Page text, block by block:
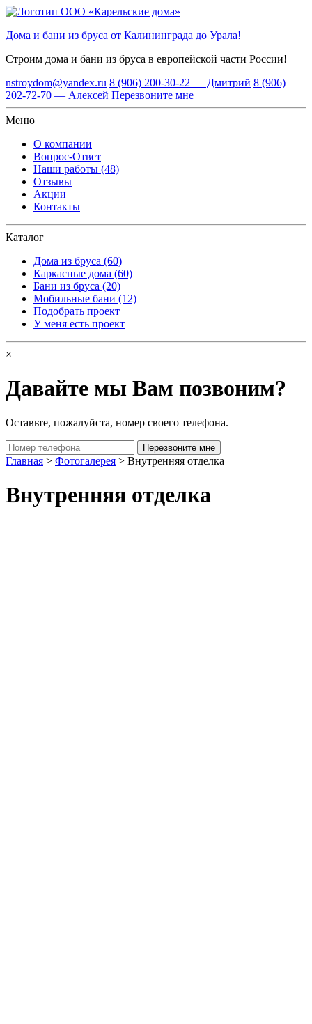
Дома и бани из бруса от Калининграда до Урала!
Строим дома и бани из бруса в европейской части России!
nstroydom@yandex.ru 8 (906) 200-30-22 — Дмитрий 8 (906)
202-72-70 — Алексей Перезвоните мне
Меню
О компании
Вопрос-Ответ
Наши работы (48)
Отзывы
Акции
Контакты
Каталог
Дома из бруса (60)
Каркасные дома (60)
Бани из бруса (20)
Мобильные бани (12)
Подобрать проект
У меня есть проект
×
Давайте мы Вам позвоним?
Оставьте, пожалуйста, номер своего телефона.
Главная > Фотогалерея > Внутренняя отделка
Внутренняя отделка